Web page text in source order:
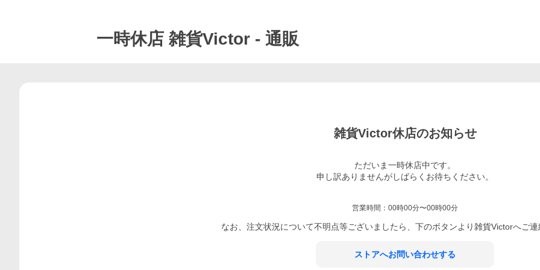
一時休店 雑貨Victor - 通販
雑貨Victor休店のお知らせ
ただいま一時休店中です。
申し訳ありませんがしばらくお待ちください。
営業時間： 00時00分〜00時00分
なお、注文状況について不明点等ございましたら、下のボタンより雑貨Victorへご連
ストアへお問い合わせする